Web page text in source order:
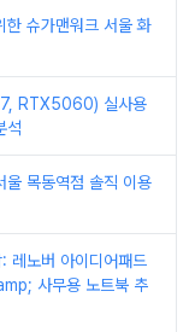
한 슈가맨워크 서울 화
RTX5060) 실사용
석
울 목동역점 솔직 이용
레노버 아이디어패드
사무용 노트북 추